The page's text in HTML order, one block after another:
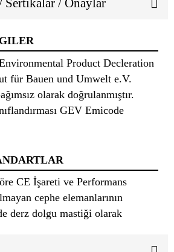
/ Onaylar
Product Decleration
für Bauen und Umwelt e.V.
olarak doğrulanmıştır.
GEV Emicode
CE İşareti ve Performans
cephe elemanlarının
derz dolgu mastiği olarak